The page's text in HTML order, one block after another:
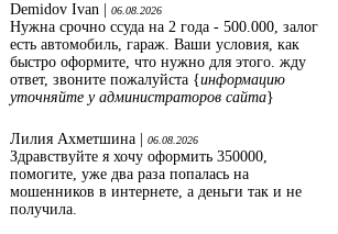
Demidov Ivan | 06.08.2026
Нужна срочно ссуда на 2 года - 500.000, залог
есть автомобиль, гараж. Ваши условия, как
быстро оформите, что нужно для этого. жду
ответ, звоните пожалуйста {информацию
уточняйте у администраторов сайта}
Лилия Ахметшина | 06.08.2026
Здравствуйте я хочу оформить 350000,
помогите, уже два раза попалась на
мошенников в интернете, а деньги так и не
получила.